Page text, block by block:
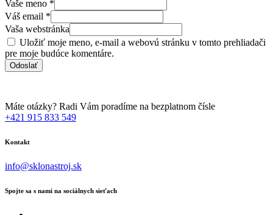
Vaše meno *
Váš email *
Vaša webstránka
Uložiť moje meno, e-mail a webovú stránku v tomto prehliadači
pre moje budúce komentáre.
Máte otázky? Radi Vám poradíme na bezplatnom čísle
+421 915 833 549
Kontakt
info@sklonastroj.sk
Spojte sa s nami na sociálnych sieťach